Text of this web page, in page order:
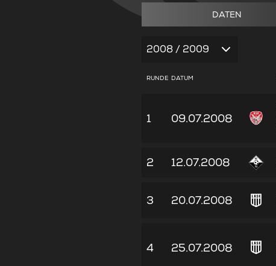
DATEN
2008 / 2009
RUNDE DATUM
1 09.07.2008
2 12.07.2008
3 20.07.2008
4 25.07.2008